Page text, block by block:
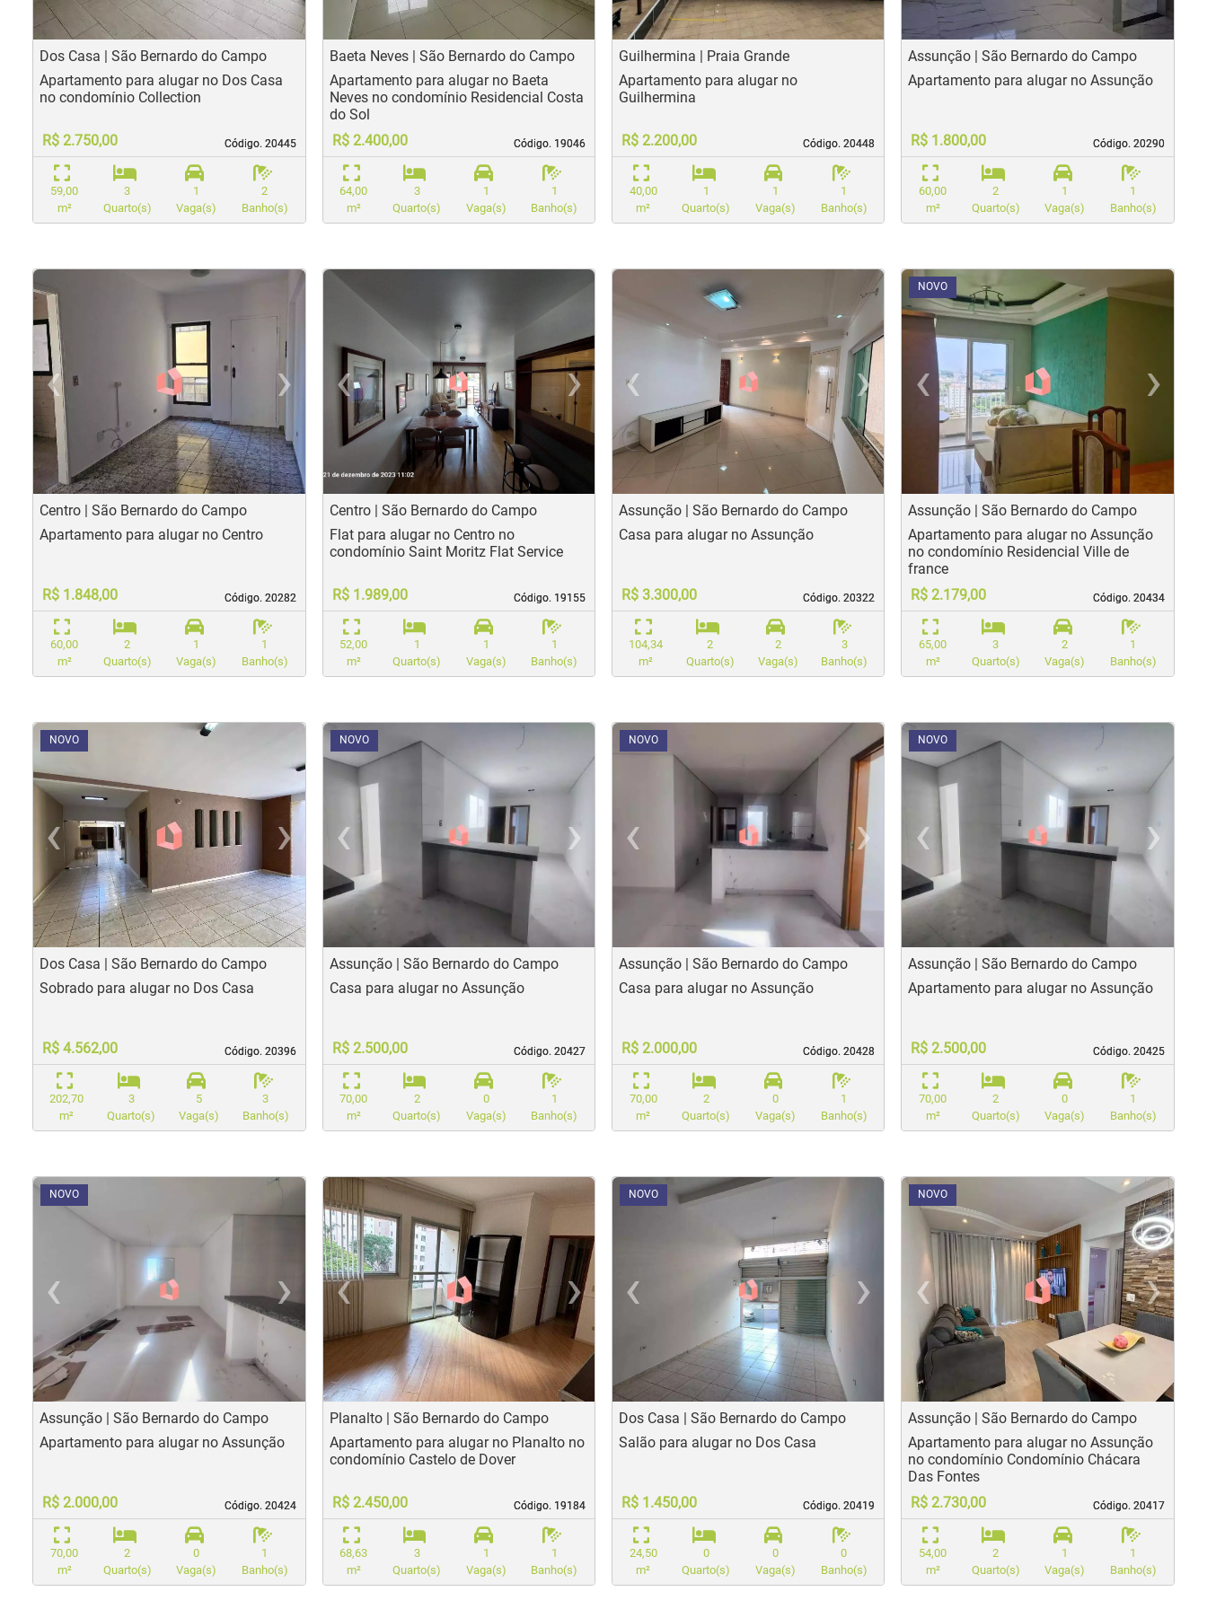
Dos Casa | São Bernardo do Campo
Código. 20445
Código. 20445
Apartamento para alugar no Dos Casa
no condomínio Collection
R$ 2.750,00
59,00
m²
3
Quarto(s)
1
Vaga(s)
2
Banho(s)
Baeta Neves | São Bernardo do Campo
Código. 19046
Código. 19046
Apartamento para alugar no Baeta
Neves no condomínio Residencial Costa
do Sol
R$ 2.400,00
64,00
m²
3
Quarto(s)
1
Vaga(s)
1
Banho(s)
Guilhermina | Praia Grande
Código. 20448
Código. 20448
Apartamento para alugar no
Guilhermina
R$ 2.200,00
40,00
m²
1
Quarto(s)
1
Vaga(s)
1
Banho(s)
Assunção | São Bernardo do Campo
Código. 20290
Código. 20290
Apartamento para alugar no Assunção
R$ 1.800,00
60,00
m²
2
Quarto(s)
1
Vaga(s)
1
Banho(s)
<
‹
Previous
›
Next
Centro | São Bernardo do Campo
Código. 20282
Código. 20282
Apartamento para alugar no Centro
R$ 1.848,00
60,00
m²
2
Quarto(s)
1
Vaga(s)
1
Banho(s)
< <<
‹
Previous
›
Next
Centro | São Bernardo do Campo
Código. 19155
Código. 19155
Flat para alugar no Centro no
condomínio Saint Moritz Flat Service
R$ 1.989,00
52,00
m²
1
Quarto(s)
1
Vaga(s)
1
Banho(s)
<
‹
Previous
›
Next
Assunção | São Bernardo do Campo
Código. 20322
Código. 20322
Casa para alugar no Assunção
R$ 3.300,00
104,34
m²
2
Quarto(s)
2
Vaga(s)
3
Banho(s)
NOVO
<<<<
‹
Previous
›
Assunção | São Bernardo do Campo
Código. 20434
Código. 20434
Apartamento para alugar no Assunção
no condomínio Residencial Ville de
france
R$ 2.179,00
65,00
m²
3
Quarto(s)
2
Vaga(s)
1
Banho(s)
NOVO
<<<<
‹
Previous
›
Next
Dos Casa | São Bernardo do Campo
Código. 20396
Código. 20396
Sobrado para alugar no Dos Casa
R$ 4.562,00
202,70
m²
3
Quarto(s)
5
Vaga(s)
3
Banho(s)
NOVO
<<<<
‹
Previous
›
Next
Assunção | São Bernardo do Campo
Código. 20427
Código. 20427
Casa para alugar no Assunção
R$ 2.500,00
70,00
m²
2
Quarto(s)
0
Vaga(s)
1
Banho(s)
NOVO
<<<
‹
Previous
›
Next
Assunção | São Bernardo do Campo
Código. 20428
Código. 20428
Casa para alugar no Assunção
R$ 2.000,00
70,00
m²
2
Quarto(s)
0
Vaga(s)
1
Banho(s)
NOVO
<<<<
‹
Previous
›
Assunção | São Bernardo do Campo
Código. 20425
Código. 20425
Apartamento para alugar no Assunção
R$ 2.500,00
70,00
m²
2
Quarto(s)
0
Vaga(s)
1
Banho(s)
NOVO
<<<<
‹
Previous
›
Next
Assunção | São Bernardo do Campo
Código. 20424
Código. 20424
Apartamento para alugar no Assunção
R$ 2.000,00
70,00
m²
2
Quarto(s)
0
Vaga(s)
1
Banho(s)
< < <
‹
Previous
›
Next
Planalto | São Bernardo do Campo
Código. 19184
Código. 19184
Apartamento para alugar no Planalto no
condomínio Castelo de Dover
R$ 2.450,00
68,63
m²
3
Quarto(s)
1
Vaga(s)
1
Banho(s)
NOVO
<<
‹
Previous
›
Next
Dos Casa | São Bernardo do Campo
Código. 20419
Código. 20419
Salão para alugar no Dos Casa
R$ 1.450,00
24,50
m²
0
Quarto(s)
0
Vaga(s)
0
Banho(s)
NOVO
<<<<
‹
Previous
›
Assunção | São Bernardo do Campo
Código. 20417
Código. 20417
Apartamento para alugar no Assunção
no condomínio Condomínio Chácara
Das Fontes
R$ 2.730,00
54,00
m²
2
Quarto(s)
1
Vaga(s)
1
Banho(s)